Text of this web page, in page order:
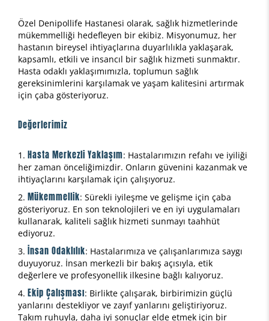
Özel Denipollife Hastanesi olarak, sağlık hizmetlerinde
mükemmelliği hedefleyen bir ekibiz. Misyonumuz, her
hastanın bireysel ihtiyaçlarına duyarlılıkla yaklaşarak,
kapsamlı, etkili ve insancıl bir sağlık hizmeti sunmaktır.
Hasta odaklı yaklaşımımızla, toplumun sağlık
gereksinimlerini karşılamak ve yaşam kalitesini artırmak
için çaba gösteriyoruz.
Değerlerimiz
Hasta Merkezli Yaklaşım: Hastalarımızın refahı ve iyiliği
her zaman önceliğimizdir. Onların güvenini kazanmak ve
ihtiyaçlarını karşılamak için çalışıyoruz.
Mükemmellik: Sürekli iyileşme ve gelişme için çaba
gösteriyoruz. En son teknolojileri ve en iyi uygulamaları
kullanarak, kaliteli sağlık hizmeti sunmayı taahhüt
ediyoruz.
İnsan Odaklılık: Hastalarımıza ve çalışanlarımıza saygı
duyuyoruz. İnsan merkezli bir bakış açısıyla, etik
değerlere ve profesyonellik ilkesine bağlı kalıyoruz.
Ekip Çalışması: Birlikte çalışarak, birbirimizin güçlü
yanlarını destekliyor ve zayıf yanlarını geliştiriyoruz.
Takım ruhuyla, daha iyi sonuçlar elde etmek için bir